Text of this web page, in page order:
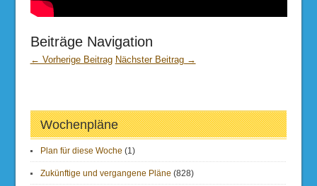
Beiträge Navigation
← Vorherige Beitrag Nächster Beitrag →
Wochenpläne
Plan für diese Woche (1)
Zukünftige und vergangene Pläne (828)